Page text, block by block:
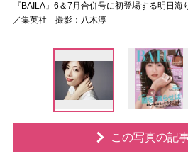
『BAILA』6＆7月合併号に初登場する明日
／集英社 撮影：八木淳
この写真の記